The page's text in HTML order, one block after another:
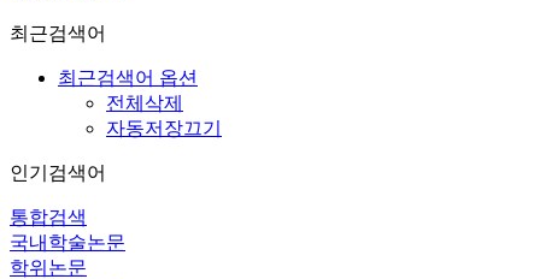
최근검색어
최근검색어 옵션
전체삭제
자동저장끄기
인기검색어
통합검색
국내학술논문
학위논문